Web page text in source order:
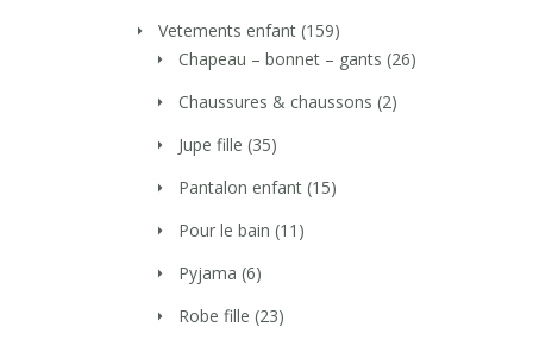
Vetements enfant (159)
Chapeau – bonnet – gants (26)
Chaussures & chaussons (2)
Jupe fille (35)
Pantalon enfant (15)
Pour le bain (11)
Pyjama (6)
Robe fille (23)